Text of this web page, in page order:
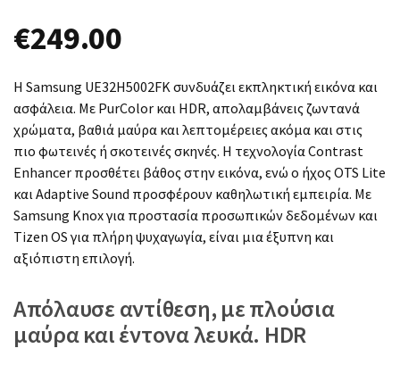
€249.00
Η Samsung UE32H5002FK συνδυάζει εκπληκτική εικόνα και
ασφάλεια. Με PurColor και HDR, απολαμβάνεις ζωντανά
χρώματα, βαθιά μαύρα και λεπτομέρειες ακόμα και στις
πιο φωτεινές ή σκοτεινές σκηνές. Η τεχνολογία Contrast
Enhancer προσθέτει βάθος στην εικόνα, ενώ ο ήχος OTS Lite
και Adaptive Sound προσφέρουν καθηλωτική εμπειρία. Με
Samsung Knox για προστασία προσωπικών δεδομένων και
Tizen OS για πλήρη ψυχαγωγία, είναι μια έξυπνη και
αξιόπιστη επιλογή.
Απόλαυσε αντίθεση, με πλούσια
μαύρα και έντονα λευκά. HDR